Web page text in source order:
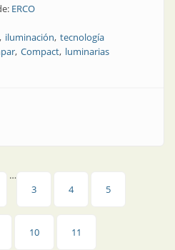
ERCO
iluminación tecnología
Compact luminarias
el jardín, los chicos se iluminan
…
3
4 5
10 11